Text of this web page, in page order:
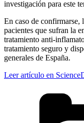
investigación para este
En caso de confirmarse,
pacientes que sufran la
tratamiento anti-
tratamiento seguro y
generales de España.
Leer artículo en